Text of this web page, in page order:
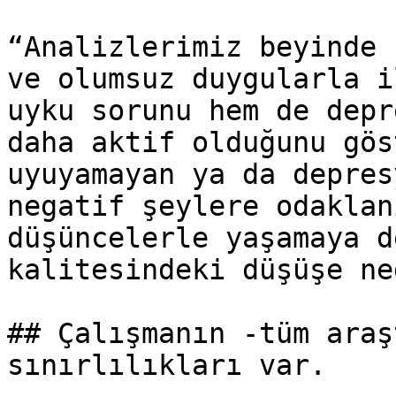
“Analizlerimiz
ve olumsuz
uyku sorunu hem de
daha aktif olduğunu
uyuyamayan ya da
negatif şeylere
düşüncelerle yaşamaya
kalitesindeki düşüşe
## Çalışmanın -tüm
sınırlılıkları var.